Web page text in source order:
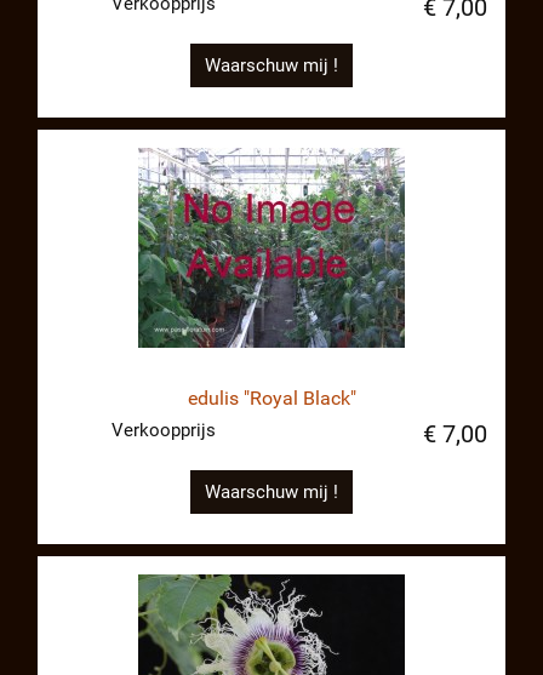
€ 7,00
Waarschuw mij !
edulis "Royal Black"
Verkoopprijs € 7,00
Waarschuw mij !